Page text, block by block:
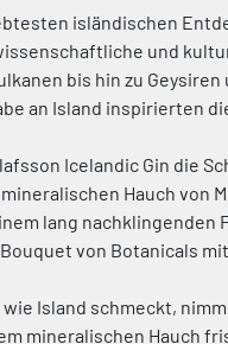
isländischen
und
bis hin zu
an Island inspirierten
Icelandic Gin die
Hauch
lang
von Botanicals
Island schmeckt,
mineralischen Hauch